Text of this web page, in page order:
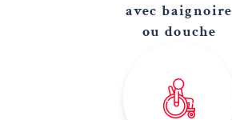
avec baignoire
ou douche